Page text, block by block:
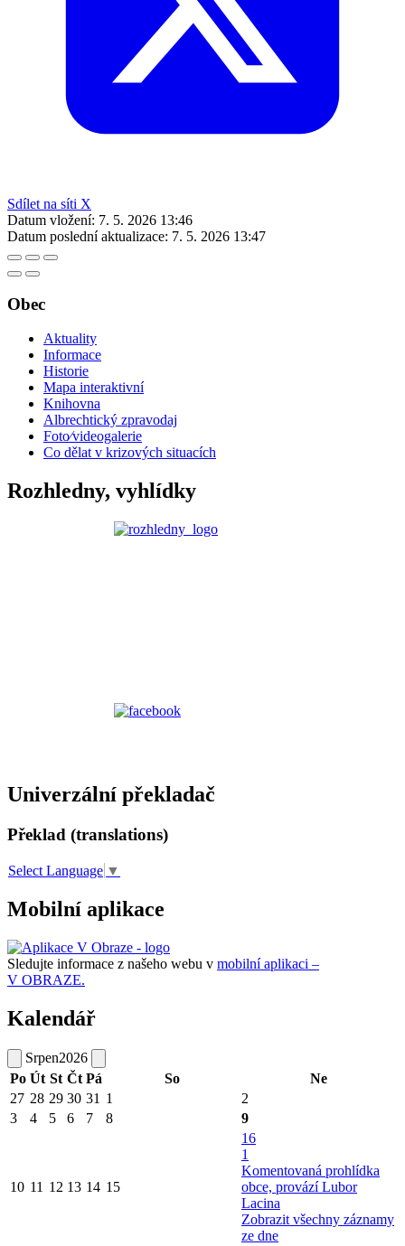
Sdílet na síti X
Datum vložení: 7. 5. 2026 13:46
Datum poslední aktualizace: 7. 5. 2026 13:47
Obec
Aktuality
Informace
Historie
Mapa interaktivní
Knihovna
Albrechtický zpravodaj
Foto⁄videogalerie
Co dělat v krizových situacích
Rozhledny, vyhlídky
Univerzální překladač
Překlad (translations)
Select Language ▼
Mobilní aplikace
Sledujte informace z našeho webu v mobilní aplikaci –
V OBRAZE.
Kalendář
Srpen2026
Po Út St Čt Pá So
Ne
27 28 29 30 31 1
2
3
4 5 6 7 8 9
10 11 12 13 14 15
16
1
Komentovaná prohlídka
obce, provází Lubor
Lacina
Zobrazit všechny záznamy
ze dne